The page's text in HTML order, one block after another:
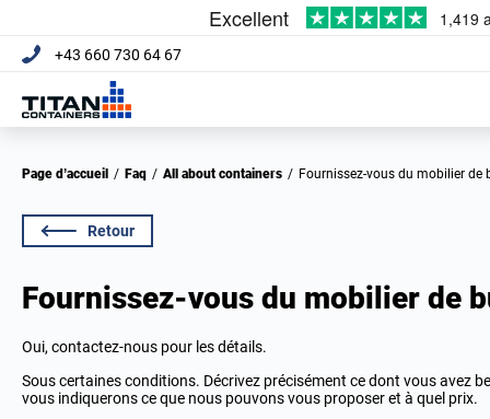
+43 660 730 64 67
Page d’accueil / Faq / All about containers / Fournissez-vous du mobilier de
Retour
Fournissez-vous du mobilier de
Oui, contactez-nous pour les détails.
Sous certaines conditions. Décrivez précisément ce dont vous avez
vous indiquerons ce que nous pouvons vous proposer et à quel prix.